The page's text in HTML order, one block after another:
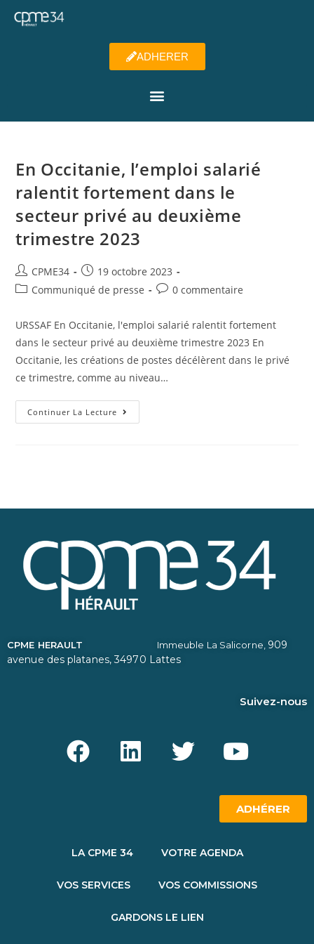
ADHERER
En Occitanie, l’emploi salarié
ralentit fortement dans le
secteur privé au deuxième
trimestre 2023
CPME34
19 octobre 2023
Communiqué de presse
0 commentaire
URSSAF En Occitanie, l'emploi salarié ralentit fortement
dans le secteur privé au deuxième trimestre 2023 En
Occitanie, les créations de postes décélèrent dans le privé
ce trimestre, comme au niveau…
Continuer La Lecture
CPME HERAULT Immeuble La Salicorne, 909
avenue des platanes,34970 Lattes
Suivez-nous
ADHÉRER
LA CPME 34 VOTRE AGENDA
VOS SERVICES VOS COMMISSIONS
GARDONS LE LIEN